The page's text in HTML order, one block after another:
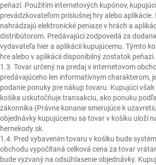
peňazí. Použitím internetových kupónov,
prevádzkovateľom príslušnej hry alebo
nahrádzajú elektronické peniaze v hrách a
distribútorom. Predávajúci zodpovedá za
vydavateľa hier a aplikácií kupujúcemu. Týmto
hre alebo v aplikácii disponibilný zostatok peňazí.
1.3. Tovar určený na predaj v internetovom
predávajúceho len informatívnym charakterom,
podanie ponuky pre nákup tovaru. Kupujúci
košíka uskutočňuje transakciu, ako ponuku
zákonníka (Právne konanie smerujúce k
objednávky kupujúcemu sa tovar v košíku uloží
hernekody.sk.
1.4. Pred vybavením tovaru v košíku bude
obchodu vypočítaná celková cena za tovar
bude vyzvaný na odsúhlasenie objednávky.